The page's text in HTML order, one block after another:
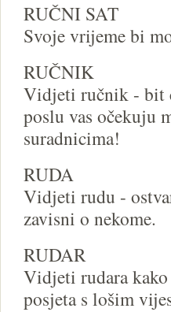
RUČNI SAT
Svoje vrijeme bi
RUČNIK
Vidjeti ručnik - bit
poslu vas očekuju
suradnicima!
RUDA
Vidjeti rudu -
zavisni o nekome.
RUDAR
Vidjeti rudara kako
posjeta s lošim